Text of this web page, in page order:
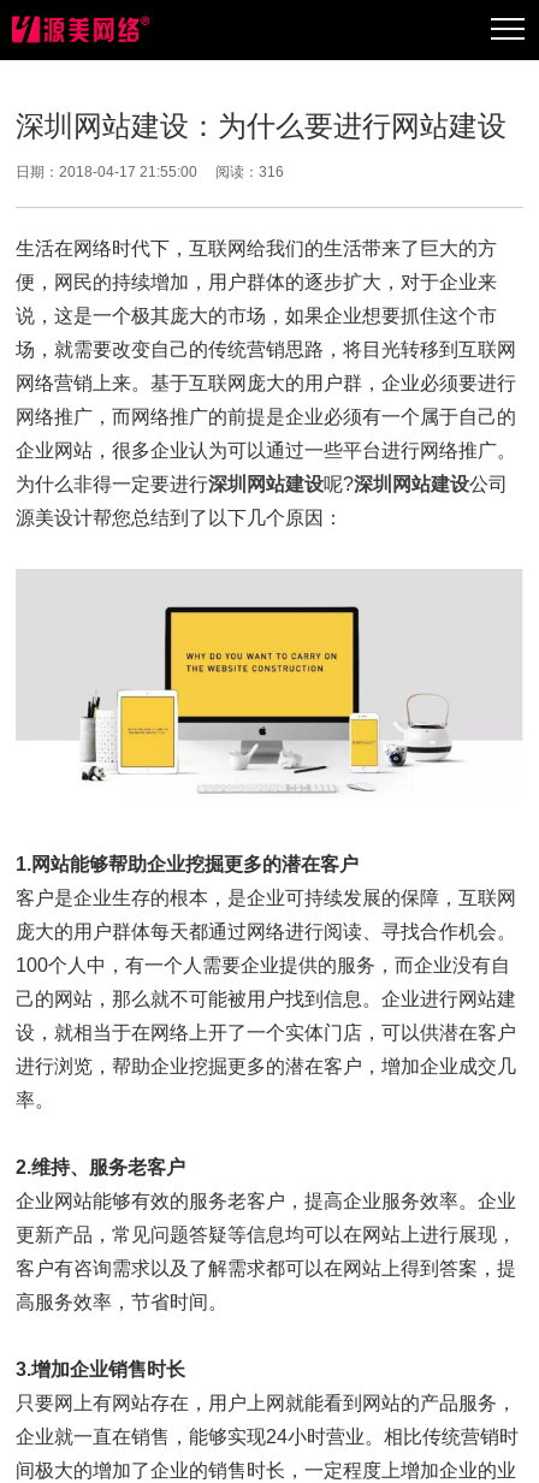
深圳网站建设：为什么要进行网站建设
日期：2018-04-17 21:55:00 阅读：316
生活在网络时代下，互联网给我们的生活带来了巨大的方
便，网民的持续增加，用户群体的逐步扩大，对于企业来
说，这是一个极其庞大的市场，如果企业想要抓住这个市
场，就需要改变自己的传统营销思路，将目光转移到互联网
网络营销上来。基于互联网庞大的用户群，企业必须要进行
网络推广，而网络推广的前提是企业必须有一个属于自己的
企业网站，很多企业认为可以通过一些平台进行网络推广。
为什么非得一定要进行深圳网站建设呢?深圳网站建设公司
源美设计帮您总结到了以下几个原因：
1.网站能够帮助企业挖掘更多的潜在客户
客户是企业生存的根本，是企业可持续发展的保障，互联网
庞大的用户群体每天都通过网络进行阅读、寻找合作机会。
100个人中，有一个人需要企业提供的服务，而企业没有自
己的网站，那么就不可能被用户找到信息。企业进行网站建
设，就相当于在网络上开了一个实体门店，可以供潜在客户
进行浏览，帮助企业挖掘更多的潜在客户，增加企业成交几
率。
2.维持、服务老客户
企业网站能够有效的服务老客户，提高企业服务效率。企业
更新产品，常见问题答疑等信息均可以在网站上进行展现，
客户有咨询需求以及了解需求都可以在网站上得到答案，提
高服务效率，节省时间。
3.增加企业销售时长
只要网上有网站存在，用户上网就能看到网站的产品服务，
企业就一直在销售，能够实现24小时营业。相比传统营销时
间极大的增加了企业的销售时长，一定程度上增加企业的业